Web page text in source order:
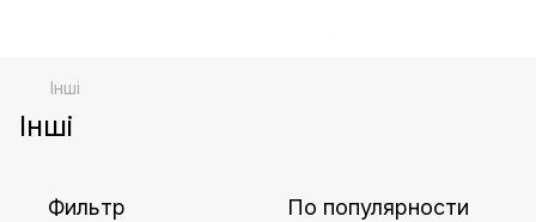
Інші
Інші
Фильтр По популярности